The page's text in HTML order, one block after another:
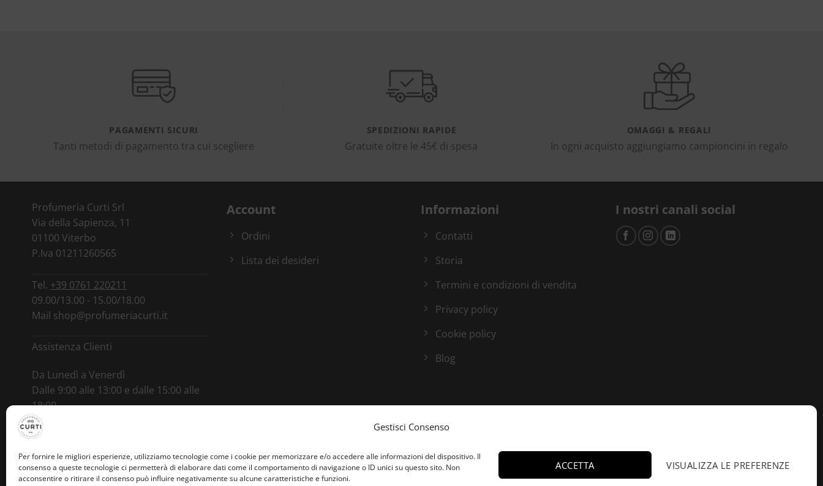
Gestisci Consenso
Per fornire le migliori esperienze, utilizziamo tecnologie come i cookie per memorizzare e/o accedere alle informazioni del dispositivo. Il
consenso a queste tecnologie ci permetterà di elaborare dati come il comportamento di navigazione o ID unici su questo sito. Non
acconsentire o ritirare il consenso può influire negativamente su alcune caratteristiche e funzioni.
ACCETTA VISUALIZZA LE PREFERENZE
PAGAMENTI SICURI
Tanti metodi di pagamento tra cui scegliere
SPEDIZIONI RAPIDE
Gratuite oltre le 45€ di spesa
OMAGGI & REGALI
In ogni acquisto aggiungiamo campioncini in regalo
Profumeria Curti Srl
Via della Sapienza, 11
01100 Viterbo
P.Iva 01211260565
Tel. +39 0761 220211
09.00/13.00 - 15.00/18.00
Mail shop@profumeriacurti.it
Assistenza Clienti
Da Lunedì a Venerdì
Dalle 9:00 alle 13:00 e dalle 15:00 alle
18:00
Tel.
Account
Ordini
Lista dei desideri
Informazioni
Contatti
Storia
Termini e condizioni di vendita
Privacy policy
Cookie policy
Blog
I nostri canali social